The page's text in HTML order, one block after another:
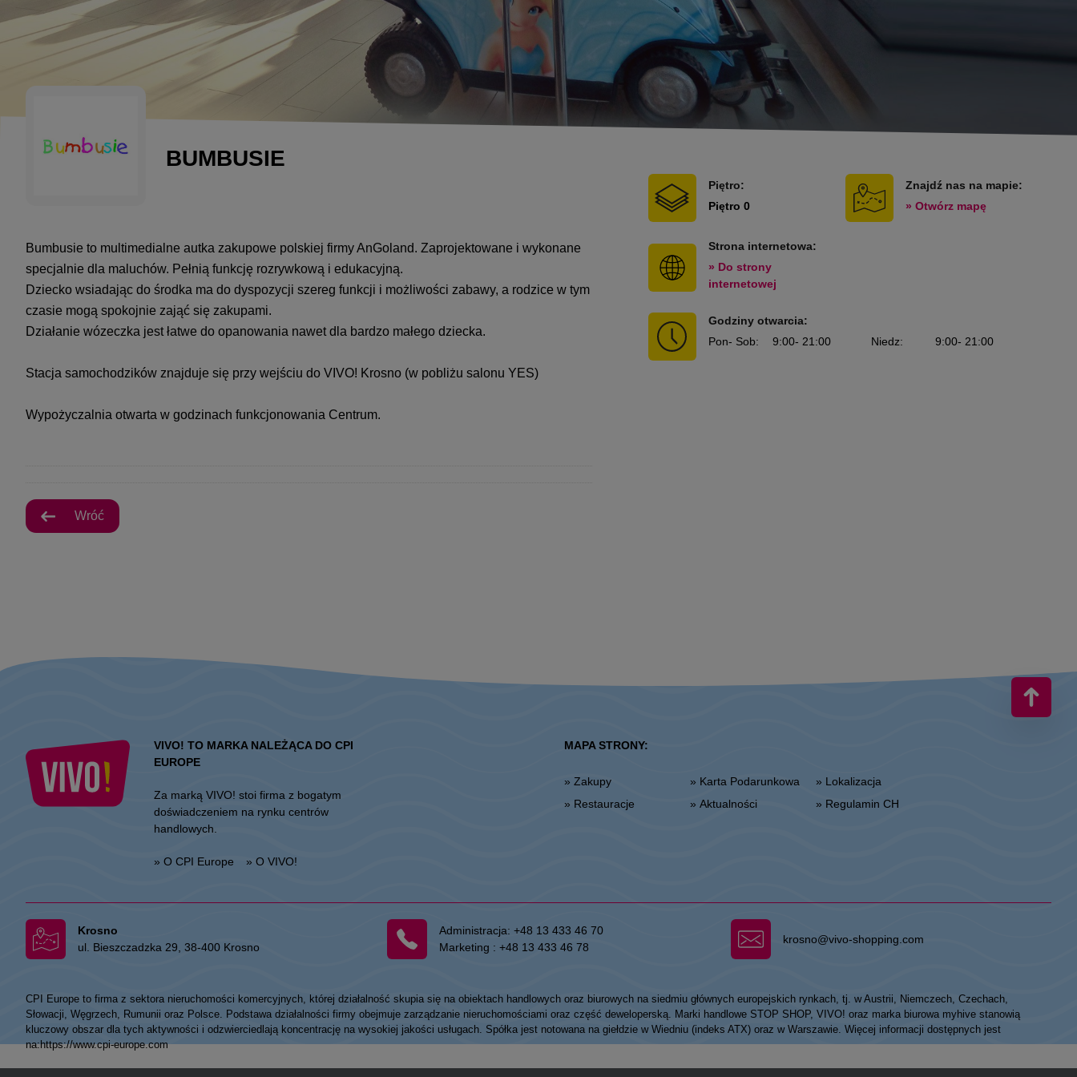
BUMBUSIE
Bumbusie to multimedialne autka zakupowe polskiej firmy AnGoland. Zaprojektowane i wykonane
specjalnie dla maluchów. Pełnią funkcję rozrywkową i edukacyjną.
Dziecko wsiadając do środka ma do dyspozycji szereg funkcji i możliwości zabawy, a rodzice w tym
czasie mogą spokojnie zająć się zakupami.
Działanie wózeczka jest łatwe do opanowania nawet dla bardzo małego dziecka.
Stacja samochodzików znajduje się przy wejściu do VIVO! Krosno (w pobliżu salonu YES)
Wypożyczalnia otwarta w godzinach funkcjonowania Centrum.
Wróć
Piętro:
Piętro 0
Znajdź nas na mapie:
» Otwórz mapę
Strona internetowa:
» Do strony
internetowej
Godziny otwarcia:
Pon- Sob: 9:00- 21:00 Niedz: 9:00- 21:00
VIVO! TO MARKA NALEŻĄCA DO CPI
EUROPE
Za marką VIVO! stoi firma z bogatym
doświadczeniem na rynku centrów
handlowych.
» O CPI Europe » O VIVO!
MAPA STRONY:
» Zakupy
» Restauracje
» Karta Podarunkowa
» Aktualności
» Lokalizacja
» Regulamin CH
Krosno
ul. Bieszczadzka 29, 38-400 Krosno
Administracja: +48 13 433 46 70
Marketing : +48 13 433 46 78
krosno@vivo-shopping.com
CPI Europe to firma z sektora nieruchomości komercyjnych, której działalność skupia się na obiektach handlowych oraz biurowych na siedmiu głównych europejskich rynkach, tj. w Austrii, Niemczech, Czechach,
Słowacji, Węgrzech, Rumunii oraz Polsce. Podstawa działalności firmy obejmuje zarządzanie nieruchomościami oraz część deweloperską. Marki handlowe STOP SHOP, VIVO! oraz marka biurowa myhive stanowią
kluczowy obszar dla tych aktywności i odzwierciedlają koncentrację na wysokiej jakości usługach. Spółka jest notowana na giełdzie w Wiedniu (indeks ATX) oraz w Warszawie. Więcej informacji dostępnych jest
na:https://www.cpi-europe.com